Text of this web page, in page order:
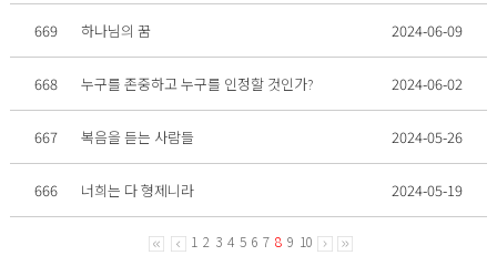
669 하나님의 꿈 2024-06-09
668 누구를 존중하고 누구를 인정할 것인가? 2024-06-02
667 복음을 듣는 사람들 2024-05-26
666 너희는 다 형제니라 2024-05-19
1 2 3 4 5 6 7 8 9 10